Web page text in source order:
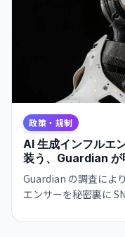
政策・規制
AI 生成インフルエ
装う、Guardian が
Guardian の調査によ
エンサーを秘密裏に
欠如が重大な問題と